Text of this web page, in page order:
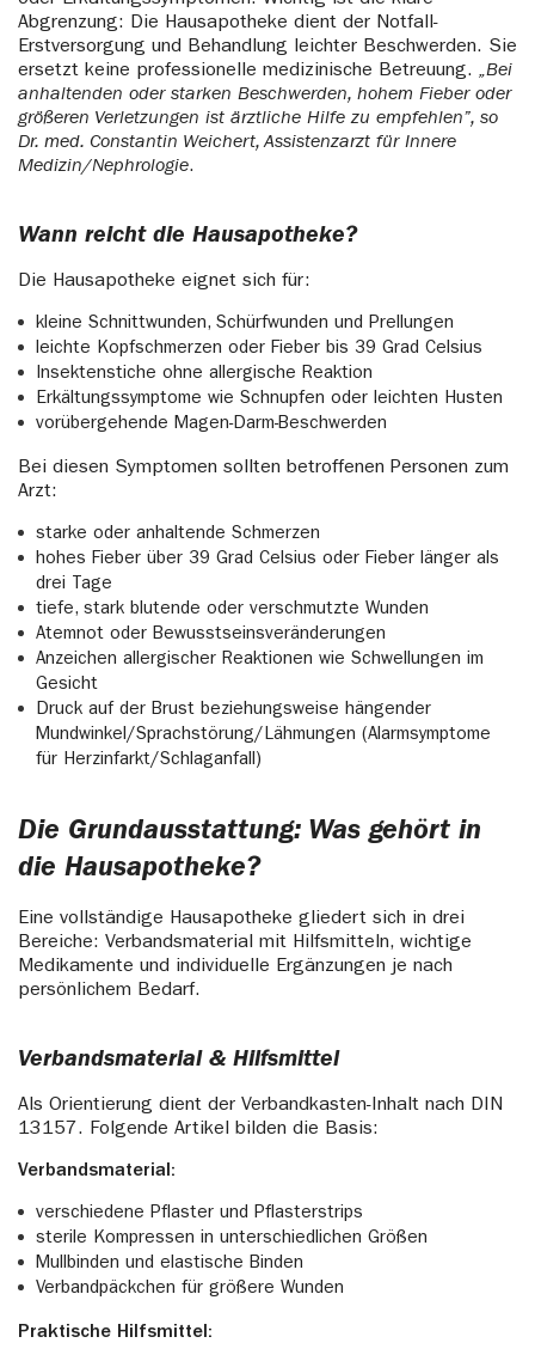
Abgrenzung: Die Hausapotheke dient der Notfall-
Erstversorgung und Behandlung leichter Beschwerden. Sie
ersetzt keine professionelle medizinische Betreuung. „Bei
anhaltenden oder starken Beschwerden, hohem Fieber oder
größeren Verletzungen ist ärztliche Hilfe zu empfehlen”, so
Dr. med. Constantin Weichert, Assistenzarzt für Innere
Medizin/Nephrologie.
Wann reicht die Hausapotheke?
Die Hausapotheke eignet sich für:
kleine Schnittwunden, Schürfwunden und Prellungen
leichte Kopfschmerzen oder Fieber bis 39 Grad Celsius
Insektenstiche ohne allergische Reaktion
Erkältungssymptome wie Schnupfen oder leichten Husten
vorübergehende Magen-Darm-Beschwerden
Bei diesen Symptomen sollten betroffenen Personen zum
Arzt:
starke oder anhaltende Schmerzen
hohes Fieber über 39 Grad Celsius oder Fieber länger als
drei Tage
tiefe, stark blutende oder verschmutzte Wunden
Atemnot oder Bewusstseinsveränderungen
Anzeichen allergischer Reaktionen wie Schwellungen im
Gesicht
Druck auf der Brust beziehungsweise hängender
Mundwinkel/Sprachstörung/Lähmungen (Alarmsymptome
für Herzinfarkt/Schlaganfall)
Die Grundausstattung: Was gehört in
die Hausapotheke?
Eine vollständige Hausapotheke gliedert sich in drei
Bereiche: Verbandsmaterial mit Hilfsmitteln, wichtige
Medikamente und individuelle Ergänzungen je nach
persönlichem Bedarf.
Verbandsmaterial & Hilfsmittel
Als Orientierung dient der Verbandkasten-Inhalt nach DIN
13157. Folgende Artikel bilden die Basis:
Verbandsmaterial:
verschiedene Pflaster und Pflasterstrips
sterile Kompressen in unterschiedlichen Größen
Mullbinden und elastische Binden
Verbandpäckchen für größere Wunden
Praktische Hilfsmittel: